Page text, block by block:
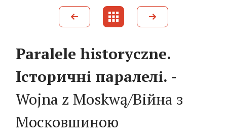
Paralele historyczne.
Історичні паралелі. -
Wojna z Moskwą/Війна з
Московшиною